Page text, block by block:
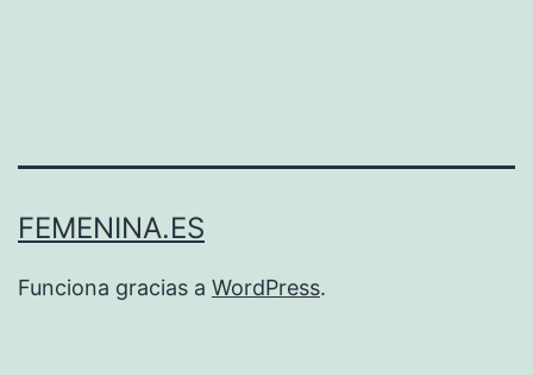
FEMENINA.ES
Funciona gracias a WordPress.